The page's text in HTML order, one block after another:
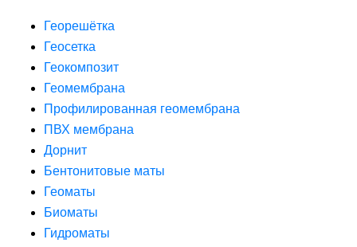
Георешётка
Геосетка
Геокомпозит
Геомембрана
Профилированная геомембрана
ПВХ мембрана
Дорнит
Бентонитовые маты
Геоматы
Биоматы
Гидроматы